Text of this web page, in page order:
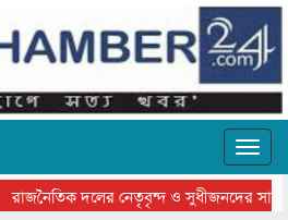
রাজনৈতিক দলের নেতৃবৃন্দ ও সুধীজনদের সাথে